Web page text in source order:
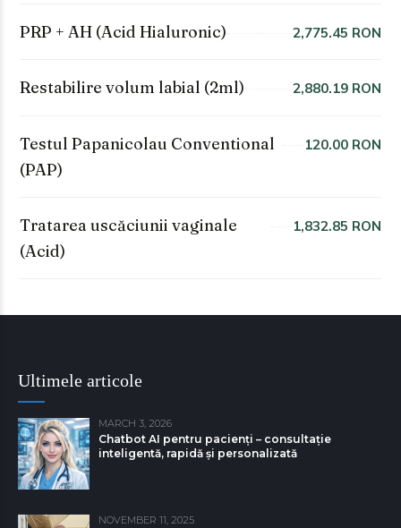
PRP + AH (Acid Hialuronic) 2,775.45 RON
Restabilire volum labial (2ml) 2,880.19 RON
Testul Papanicolau Conventional
(PAP)
120.00 RON
Tratarea uscăciunii vaginale
(Acid)
1,832.85 RON
Ultimele articole
MARCH 3, 2026
Chatbot AI pentru pacienți – consultație
inteligentă, rapidă și personalizată
NOVEMBER 11, 2025